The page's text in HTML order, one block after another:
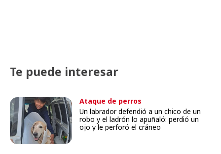
Te puede interesar
Ataque de perros
Un labrador defendió a un chico de un
robo y el ladrón lo apuñaló: perdió un
ojo y le perforó el cráneo